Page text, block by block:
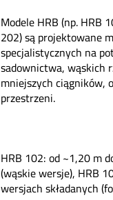
Modele HRB (np. HRB
202) są projektowane
specjalistycznych na
sadownictwa, wąskich
mniejszych ciągników,
przestrzeni.
HRB 102: od ~1,20 m
(wąskie wersje), HRB
wersjach składanych